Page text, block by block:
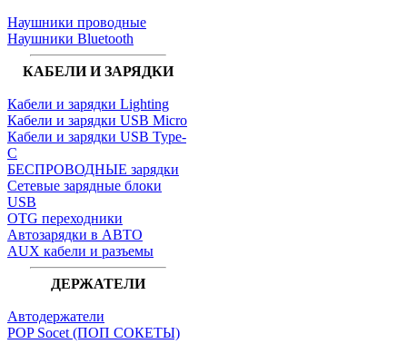
Наушники проводные
Наушники Bluetooth
КАБЕЛИ И ЗАРЯДКИ
Кабели и зарядки Lighting
Кабели и зарядки USB Micro
Кабели и зарядки USB Type-
C
БЕСПРОВОДНЫЕ зарядки
Сетевые зарядные блоки
USB
OTG переходники
Автозарядки в АВТО
AUX кабели и разъемы
ДЕРЖАТЕЛИ
Автодержатели
POP Socet (ПОП СОКЕТЫ)